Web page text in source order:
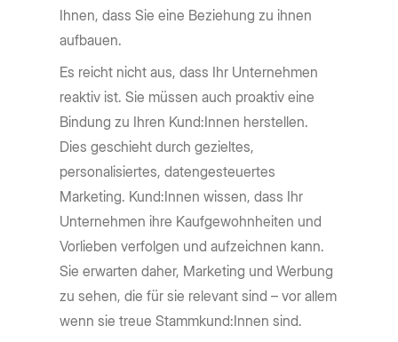
Ihnen, dass Sie eine Beziehung zu ihnen
aufbauen.
Es reicht nicht aus, dass Ihr Unternehmen
reaktiv ist. Sie müssen auch proaktiv eine
Bindung zu Ihren Kund:Innen herstellen.
Dies geschieht durch gezieltes,
personalisiertes, datengesteuertes
Marketing. Kund:Innen wissen, dass Ihr
Unternehmen ihre Kaufgewohnheiten und
Vorlieben verfolgen und aufzeichnen kann.
Sie erwarten daher, Marketing und Werbung
zu sehen, die für sie relevant sind – vor allem
wenn sie treue Stammkund:Innen sind.